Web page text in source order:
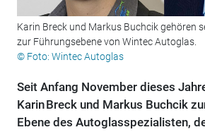
Karin Breck und Markus Buchcik gehören
zur Führungsebene von Wintec Autoglas.
© Foto: Wintec Autoglas
Seit Anfang November dieses
Karin Breck und Markus Buchcik
Ebene des Autoglasspezialisten,